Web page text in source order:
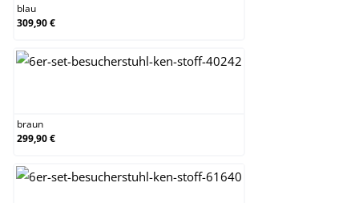
blau
309,90 €
braun
299,90 €